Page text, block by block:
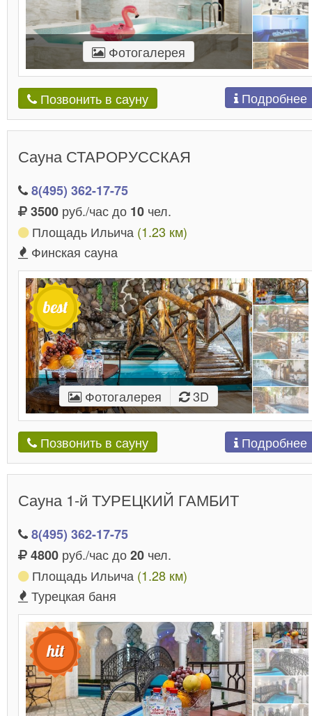
Фотогалерея
Позвонить в сауну Подробнее
Сауна СТАРОРУССКАЯ
8(495) 362-17-75
3500 руб./час до 10 чел.
Площадь Ильича (1.23 км)
Финская сауна
Фотогалерея 3D
Позвонить в сауну Подробнее
Сауна 1-й ТУРЕЦКИЙ ГАМБИТ
8(495) 362-17-75
4800 руб./час до20 чел.
Площадь Ильича (1.28 км)
Турецкая баня